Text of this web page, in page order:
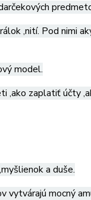
,nití. Pod nimi
model.
,ako zaplatiť účty
a duše.
vytvárajú mocný